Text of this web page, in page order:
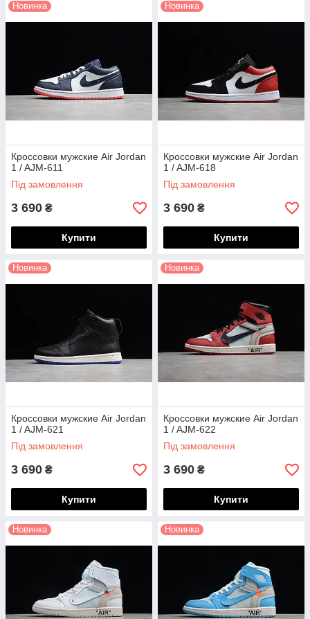
Новинка
Кроссовки мужские Air Jordan
1 / AJM-611
Під замовлення
3 690 ₴
Купити
Новинка
Кроссовки мужские Air Jordan
1 / AJM-618
Під замовлення
3 690 ₴
Купити
Новинка
Кроссовки мужские Air Jordan
1 / AJM-621
Під замовлення
3 690 ₴
Купити
Новинка
Кроссовки мужские Air Jordan
1 / AJM-622
Під замовлення
3 690 ₴
Купити
Новинка Новинка